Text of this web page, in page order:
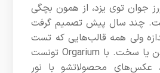
جوان توی یزد، از همون بچگی
چند سال پیش تصمیم گرفت
ولی همه قالب‌هایی که تست
می‌کرد یا خشک بودن یا سخت. با Orgarium تونست
عکس‌های محصولاتشو با نور